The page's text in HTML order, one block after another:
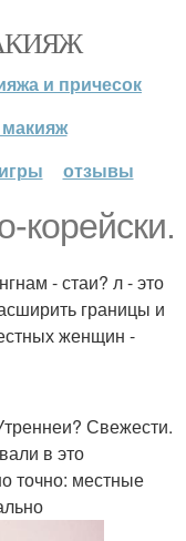
и причесок
макияж
игры отзывы
корейски.
- стаи? л - это
границы и
женщин -
Свежести.
в это
точно: местные